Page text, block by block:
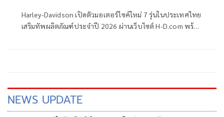
Harley-Davidson เปิดตัวมอเตอร์ไซค์ใหม่ 7 รุ่นในประเทศไทย
เสริมทัพผลิตภัณฑ์ประจำปี 2026 ผ่านเว็บไซต์ H-D.com พร้อม
NEWS UPDATE